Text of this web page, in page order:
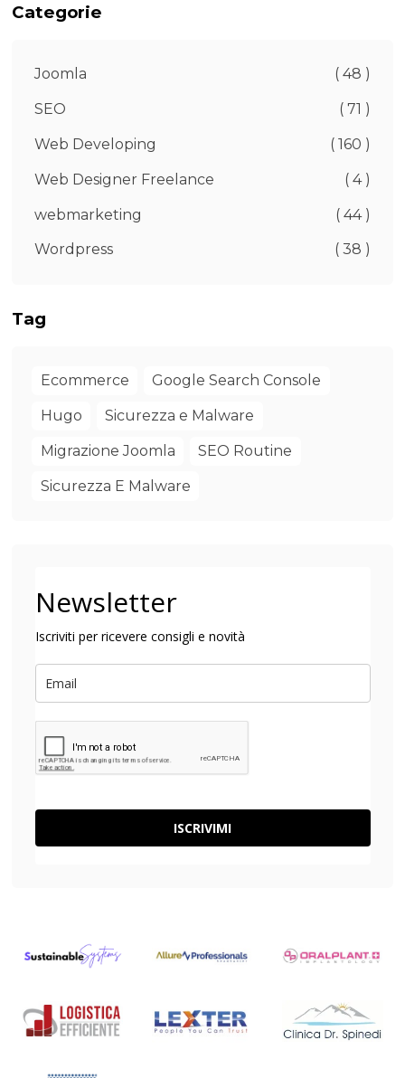
Categorie
Joomla ( 48 )
SEO ( 71 )
Web Developing ( 160 )
Web Designer Freelance ( 4 )
webmarketing ( 44 )
Wordpress ( 38 )
Tag
Ecommerce Google Search Console
Hugo Sicurezza e Malware
Migrazione Joomla SEO Routine
Sicurezza E Malware
Newsletter
Iscriviti per ricevere consigli e novità
ISCRIVIMI